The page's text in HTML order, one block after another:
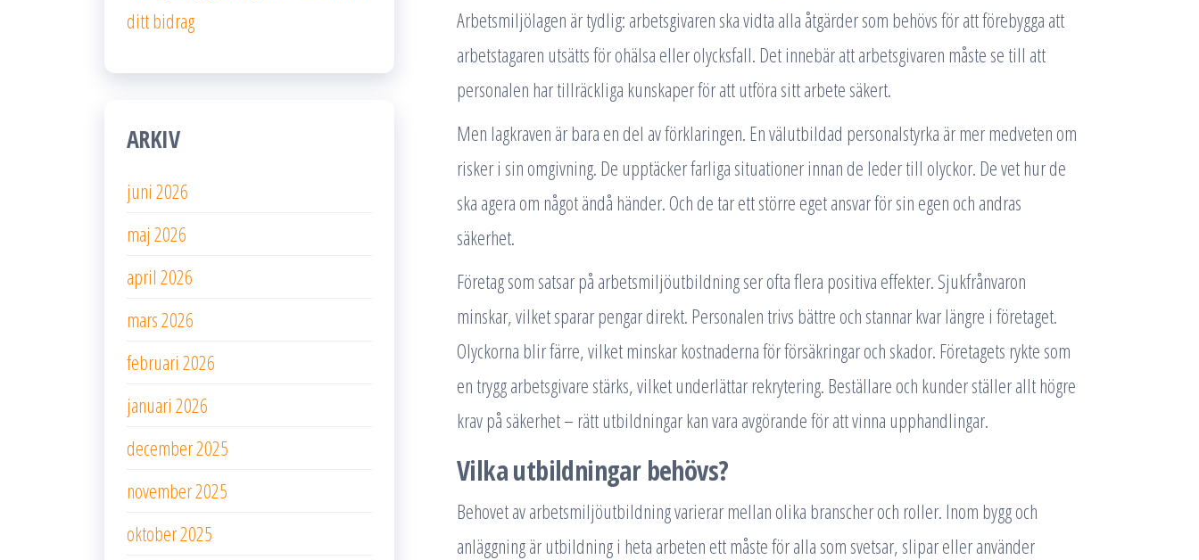
Arbetsmiljölagen är tydlig: arbetsgivaren ska vidta alla åtgärder som behövs för att förebygga att
arbetstagaren utsätts för ohälsa eller olycksfall. Det innebär att arbetsgivaren måste se till att
personalen har tillräckliga kunskaper för att utföra sitt arbete säkert.
Men lagkraven är bara en del av förklaringen. En välutbildad personalstyrka är mer medveten om
risker i sin omgivning. De upptäcker farliga situationer innan de leder till olyckor. De vet hur de
ska agera om något ändå händer. Och de tar ett större eget ansvar för sin egen och andras
säkerhet.
Företag som satsar på arbetsmiljöutbildning ser ofta flera positiva effekter. Sjukfrånvaron
minskar, vilket sparar pengar direkt. Personalen trivs bättre och stannar kvar längre i företaget.
Olyckorna blir färre, vilket minskar kostnaderna för försäkringar och skador. Företagets rykte som
en trygg arbetsgivare stärks, vilket underlättar rekrytering. Beställare och kunder ställer allt högre
krav på säkerhet – rätt utbildningar kan vara avgörande för att vinna upphandlingar.
Vilka utbildningar behövs?
Behovet av arbetsmiljöutbildning varierar mellan olika branscher och roller. Inom bygg och
anläggning är utbildning i heta arbeten ett måste för alla som svetsar, slipar eller använder
ditt bidrag
ARKIV
juni 2026
maj 2026
april 2026
mars 2026
februari 2026
januari 2026
december 2025
november 2025
oktober 2025